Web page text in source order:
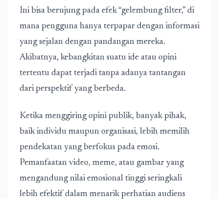
Ini bisa berujung pada efek “gelembung filter,” di
mana pengguna hanya terpapar dengan informasi
yang sejalan dengan pandangan mereka.
Akibatnya, kebangkitan suatu ide atau opini
tertentu dapat terjadi tanpa adanya tantangan
dari perspektif yang berbeda.
Ketika menggiring opini publik, banyak pihak,
baik individu maupun organisasi, lebih memilih
pendekatan yang berfokus pada emosi.
Pemanfaatan video, meme, atau gambar yang
mengandung nilai emosional tinggi seringkali
lebih efektif dalam menarik perhatian audiens